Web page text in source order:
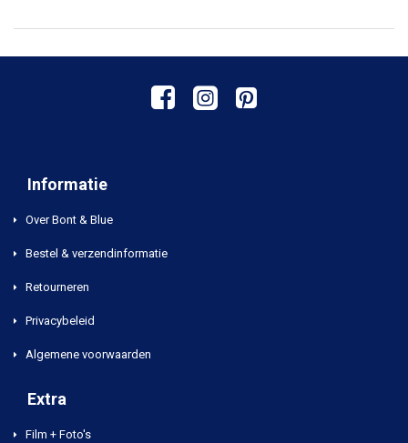
Informatie
Over Bont & Blue
Bestel & verzendinformatie
Retourneren
Privacybeleid
Algemene voorwaarden
Extra
Film + Foto's